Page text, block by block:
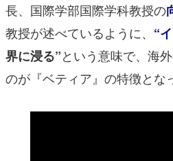
長、国際学部国際学科教授の
教授が述べているように、 “
界に浸る”という意味で、海
のが『ベティア』の特徴とな